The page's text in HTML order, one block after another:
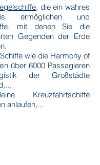
, die ein wahres
ermöglichen und
, mit denen Sie die
Gegenden der Erde
wie die Harmony of
über 6000 Passagieren
der Großstädte
Kreuzfahrtschiffe
anlaufen,...